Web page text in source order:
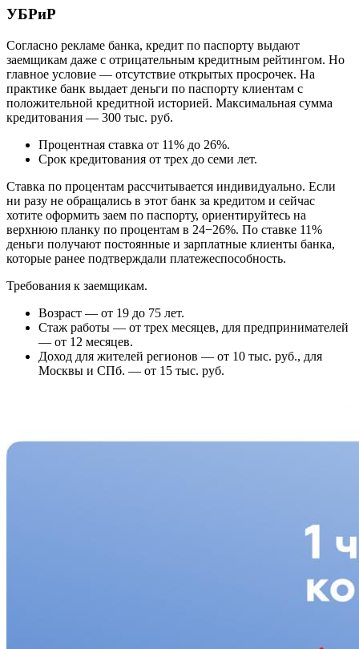
УБРиР
Согласно рекламе банка, кредит по паспорту выдают
заемщикам даже с отрицательным кредитным рейтингом. Но
главное условие — отсутствие открытых просрочек. На
практике банк выдает деньги по паспорту клиентам с
положительной кредитной историей. Максимальная сумма
кредитования — 300 тыс. руб.
Процентная ставка от 11% до 26%.
Срок кредитования от трех до семи лет.
Ставка по процентам рассчитывается индивидуально. Если
ни разу не обращались в этот банк за кредитом и сейчас
хотите оформить заем по паспорту, ориентируйтесь на
верхнюю планку по процентам в 24−26%. По ставке 11%
деньги получают постоянные и зарплатные клиенты банка,
которые ранее подтверждали платежеспособность.
Требования к заемщикам.
Возраст — от 19 до 75 лет.
Стаж работы — от трех месяцев, для предпринимателей
— от 12 месяцев.
Доход для жителей регионов — от 10 тыс. руб., для
Москвы и СПб. — от 15 тыс. руб.